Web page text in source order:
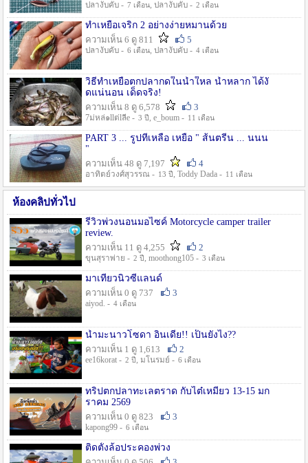
ปลางับคับ - 7 เดือน, ปลางับคับ - 2 เดือน
ทำเหยื่อเจริก 2 อย่างง่ายหมานด้วย
ความเห็น 6 ดู 811
5
ปลางับคับ - 6 เดือน, ปลางับคับ - 4 เดือน
วิธีทำเหยื่อตกปลากดในน้ำใหล น้ำหลาก ได้งั
ดแน่นอน เด็ดจริง!
ความเห็น 8 ดู 6,578
3
7ม่หล่๑llต่lลีe - 3 ปี , e_boum - 11 เดือน
PART 3 ... รูปที่เหลือ เหยื่อ " ส้นตรีน ... นนน
"
ความเห็น 48 ดู 7,197
4
อาทิตย์วงศ์สุวรรณ - 13 ปี , Toddy Dada - 11 เดือน
ห้องคลิปทั่วไป
รีวิวพ่วงนอนมอไซค์ Motorcycle camper trailer
review.
ความเห็น 11 ดู 4,255
2
ขุนสุราพ่าย - 2 ปี , moothong105 - 3 เดือน
มาเที่ยวนิวซีแลนด์
ความเห็น 0 ดู 737
3
aiyod. - 4 เดือน
น้ำมะนาวโซดา อินเดีย!! เป็นยังไง??
ความเห็น 1 ดู 1,613
2
ee16korat - 2 ปี , มโนรมย์ - 6 เดือน
ทริปตกปลาทะเลตราด กับไต๋เหมี่ยว 13-15 มก
ราคม 2569
ความเห็น 0 ดู 823
3
kapong99 - 6 เดือน
ติดตั้งล้อประคองพ่วง